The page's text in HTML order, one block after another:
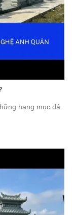
hạng mục đá